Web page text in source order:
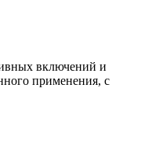
включений и
применения, с